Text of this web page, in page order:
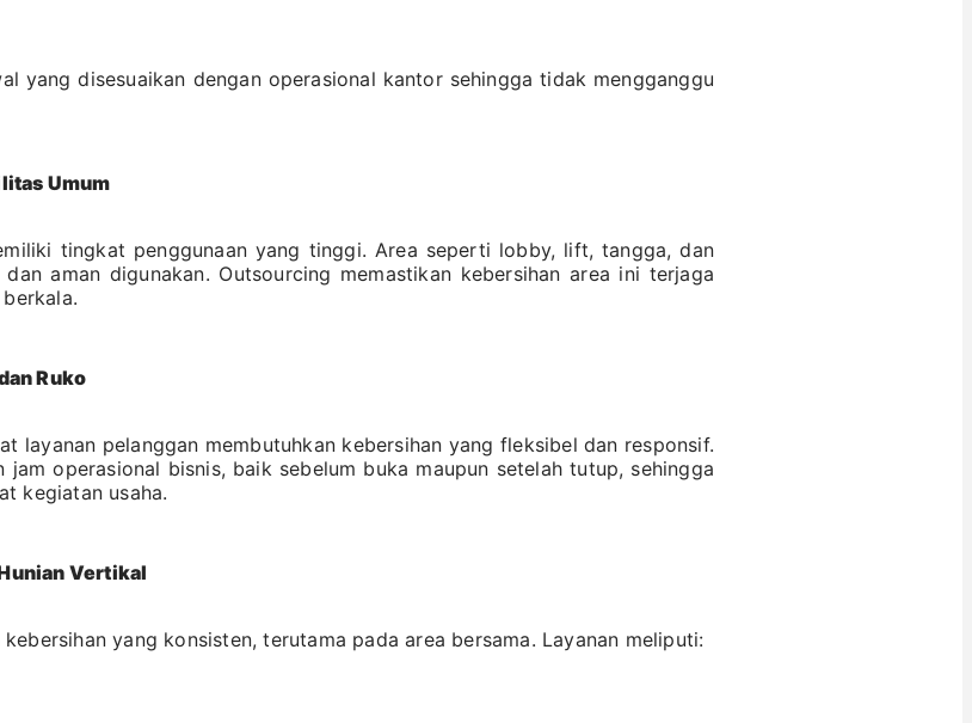
yang disesuaikan dengan operasional kantor sehingga tidak mengganggu
Umum
tingkat penggunaan yang tinggi. Area seperti lobby, lift, tangga, dan
aman digunakan. Outsourcing memastikan kebersihan area ini terjaga
Ruko
layanan pelanggan membutuhkan kebersihan yang fleksibel dan responsif.
jam operasional bisnis, baik sebelum buka maupun setelah tutup, sehingga
kegiatan usaha.
Vertikal
yang konsisten, terutama pada area bersama. Layanan meliputi: